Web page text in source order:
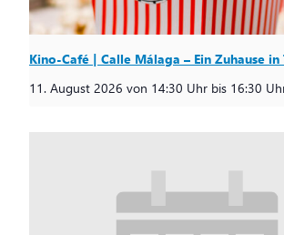
Kino-Café | Calle Málaga – Ein Zuhause in
11. August 2026 von 14:30 Uhr bis 16:30